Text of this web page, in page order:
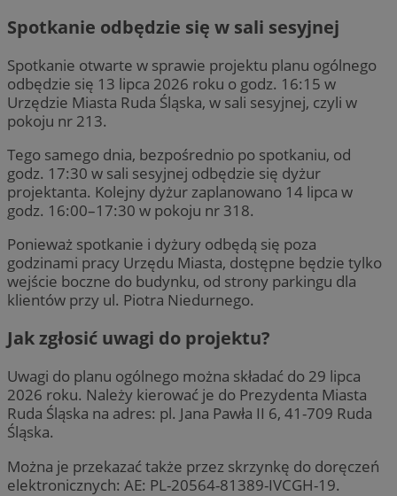
Spotkanie odbędzie się w sali sesyjnej
Spotkanie otwarte w sprawie projektu planu ogólnego
odbędzie się 13 lipca 2026 roku o godz. 16:15 w
Urzędzie Miasta Ruda Śląska, w sali sesyjnej, czyli w
pokoju nr 213.
Tego samego dnia, bezpośrednio po spotkaniu, od
godz. 17:30 w sali sesyjnej odbędzie się dyżur
projektanta. Kolejny dyżur zaplanowano 14 lipca w
godz. 16:00–17:30 w pokoju nr 318.
Ponieważ spotkanie i dyżury odbędą się poza
godzinami pracy Urzędu Miasta, dostępne będzie tylko
wejście boczne do budynku, od strony parkingu dla
klientów przy ul. Piotra Niedurnego.
Jak zgłosić uwagi do projektu?
Uwagi do planu ogólnego można składać do 29 lipca
2026 roku. Należy kierować je do Prezydenta Miasta
Ruda Śląska na adres: pl. Jana Pawła II 6, 41-709 Ruda
Śląska.
Można je przekazać także przez skrzynkę do doręczeń
elektronicznych: AE: PL-20564-81389-IVCGH-19.